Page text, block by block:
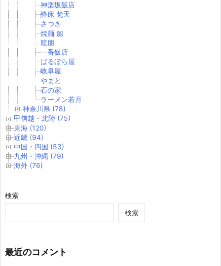
神楽坂飯店
酔床 梵天
さつき
焼麺 劔
龍朋
一番飯店
ばるぼら屋
岐阜屋
やまと
石の家
ラーメン若月
神奈川県 (78)
甲信越・北陸 (75)
東海 (120)
近畿 (94)
中国・四国 (53)
九州・沖縄 (79)
海外 (76)
検索
検索
最近のコメント